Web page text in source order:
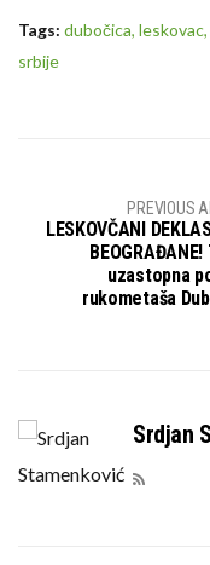
Tags: dubočica, leskovac,
srbije
PREVIOUS
LESKOVČANI
uzastopna
rukometaša
Srdjan